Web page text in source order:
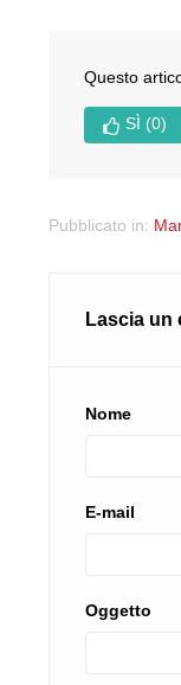
Questo
SÌ (0)
Pubblicato in:
Lascia un
Nome
E-mail
Oggetto